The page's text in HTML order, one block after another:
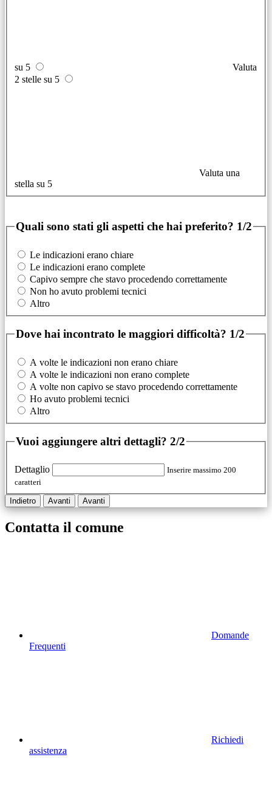
su 5
Valuta
2 stelle su 5
Valuta una
stella su 5
Quali sono stati gli aspetti che hai preferito? 1/2
Le indicazioni erano chiare
Le indicazioni erano complete
Capivo sempre che stavo procedendo correttamente
Non ho avuto problemi tecnici
Altro
Dove hai incontrato le maggiori difficoltà? 1/2
A volte le indicazioni non erano chiare
A volte le indicazioni non erano complete
A volte non capivo se stavo procedendo correttamente
Ho avuto problemi tecnici
Altro
Vuoi aggiungere altri dettagli? 2/2
Dettaglio
Inserire massimo 200
caratteri
Indietro Avanti Avanti
Contatta il comune
Domande
Frequenti
Richiedi
assistenza